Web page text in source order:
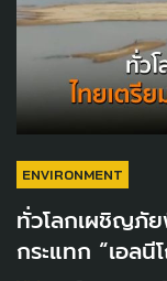
ENVIRONMENT
ทั่วโลกเผชิญภั
กระแทก “เอล